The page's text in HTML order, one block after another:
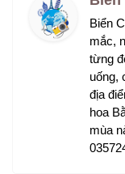
Biển
mắc,
từng
uống,
địa
hoa
mùa